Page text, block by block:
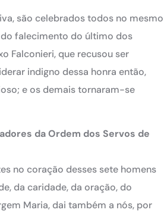
são celebrados todos no mesmo
do falecimento do último dos
Falconieri, que recusou ser
indigno dessa honra então,
e os demais tornaram-se
da Ordem dos Servos de
no coração desses sete homens
da caridade, da oração, do
Maria, dai também a nós, por